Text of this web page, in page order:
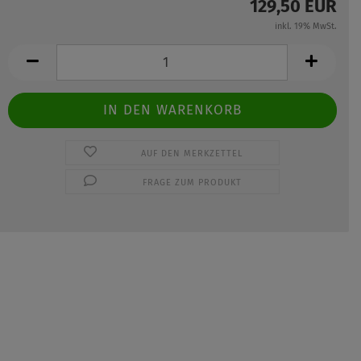
129,50 EUR
inkl. 19% MwSt.
AUF DEN MERKZETTEL
FRAGE ZUM PRODUKT